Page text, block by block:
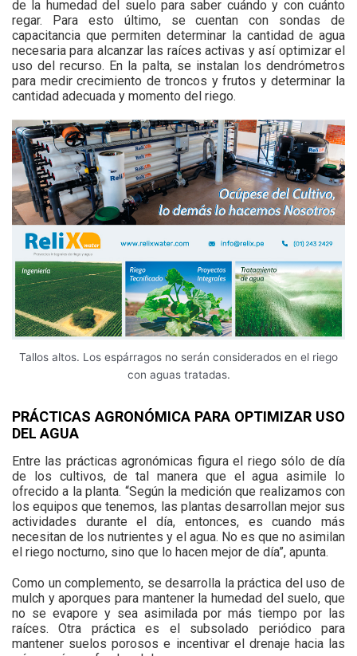
de la humedad del suelo para saber cuándo y con cuánto
regar. Para esto último, se cuentan con sondas de
capacitancia que permiten determinar la cantidad de agua
necesaria para alcanzar las raíces activas y así optimizar el
uso del recurso. En la palta, se instalan los dendrómetros
para medir crecimiento de troncos y frutos y determinar la
cantidad adecuada y momento del riego.
Tallos altos. Los espárragos no serán considerados en el riego
con aguas tratadas.
PRÁCTICAS AGRONÓMICA PARA OPTIMIZAR USO
DEL AGUA
Entre las prácticas agronómicas figura el riego sólo de día
de los cultivos, de tal manera que el agua asimile lo
ofrecido a la planta. “Según la medición que realizamos con
los equipos que tenemos, las plantas desarrollan mejor sus
actividades durante el día, entonces, es cuando más
necesitan de los nutrientes y el agua. No es que no asimilan
el riego nocturno, sino que lo hacen mejor de día”, apunta.
Como un complemento, se desarrolla la práctica del uso de
mulch y aporques para mantener la humedad del suelo, que
no se evapore y sea asimilada por más tiempo por las
raíces. Otra práctica es el subsolado periódico para
mantener suelos porosos e incentivar el drenaje hacia las